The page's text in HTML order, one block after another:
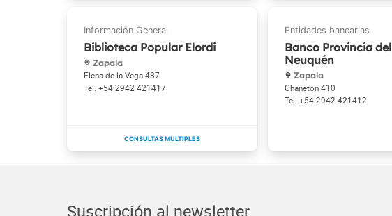
Biblioteca Popular Elordi
Zapala
Elena de la Vega 487
+54 2942 421417
Banco Provincia del
Neuquén
Zapala
Chaneton 410
+54 2942 421412
Suscripción al newsletter